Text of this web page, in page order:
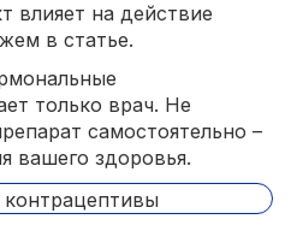
влияет на действие
в статье.
только врач. Не
самостоятельно –
вашего здоровья.